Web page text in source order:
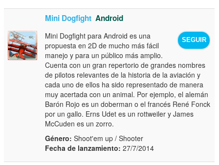
Mini Dogfight Android
SEGUIR
Mini Dogfight para Android es una
propuesta en 2D de mucho más fácil
manejo y para un público más amplio.
Cuenta con un gran repertorio de grandes nombres
de pilotos relevantes de la historia de la aviación y
cada uno de ellos ha sido representado de manera
muy acertada con un animal. Por ejemplo, el alemán
Barón Rojo es un doberman o el francés René Fonck
por un gallo. Erns Udet es un rottweiler y James
McCuden es un zorro.
Género: Shoot'em up / Shooter
Fecha de lanzamiento: 27/7/2014